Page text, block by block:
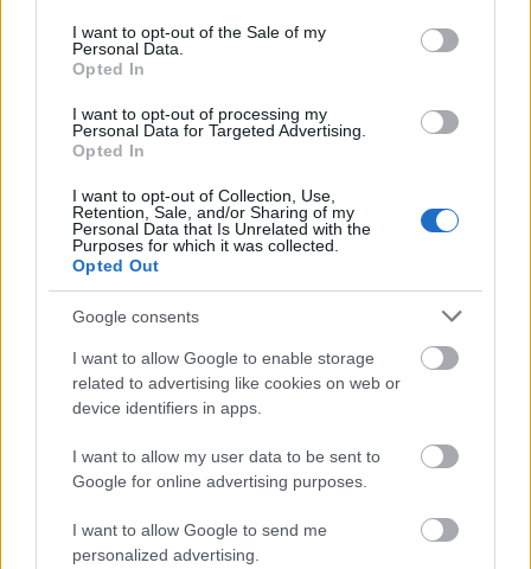
consent section.
I want to opt-out of the Sale of my
Personal Data.
Opted In
I want to opt-out of processing my
Personal Data for Targeted Advertising.
Opted In
I want to opt-out of Collection, Use,
Retention, Sale, and/or Sharing of my
Personal Data that Is Unrelated with the
Purposes for which it was collected.
Opted Out
Google consents
I want to allow Google to enable storage
related to advertising like cookies on web or
device identifiers in apps.
I want to allow my user data to be sent to
Google for online advertising purposes.
I want to allow Google to send me
personalized advertising.
és szerinte még csak ezután várható a
betörés az angolszász piacra, ahol a
munkáit.
részben annak is köszönhető, hogy a párizsi
Pompidou Központban május és szeptember
között életmű-kiállítást rendeztek 1949 és
1990 között festett 130 képéből. A kiállításra
Makláry Kálmán kétkötetes Hantai-
Hantai-szakértő írt. Az első, 300 oldalas kötet
a művész 1950-es években készült munkáit
tartalmazza. A második kötet az 1960 után
készült festményeket gyűjtötte egybe.
Hantai Simon alkotásainak értéke
folyamatosan emelkedik a műtárgypiacon.
Nemcsak az 1960 utáni pliage technikával